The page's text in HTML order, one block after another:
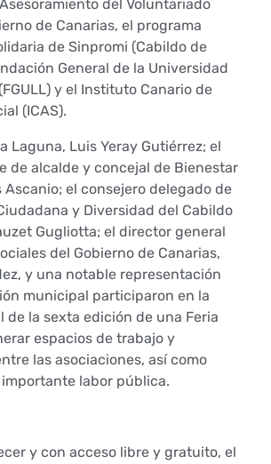
del Voluntariado
de Canarias, el programa
de Sinpromi (Cabildo de
General de la Universidad
y el Instituto Canario de
(ICAS).
Laguna, Luis Yeray Gutiérrez; el
de alcalde y concejal de Bienestar
Ascanio; el consejero delegado de
y Diversidad del Cabildo
Gugliotta; el director general
del Gobierno de Canarias,
y una notable representación
municipal participaron en la
de la sexta edición de una Feria
espacios de trabajo y
las asociaciones, así como
labor pública.
y con acceso libre y gratuito, el